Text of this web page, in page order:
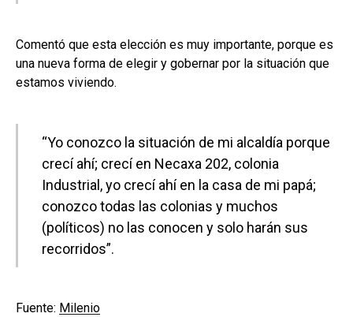
Comentó que esta elección es muy importante, porque es
una nueva forma de elegir y gobernar por la situación que
estamos viviendo.
“Yo conozco la situación de mi alcaldía porque
crecí ahí; crecí en Necaxa 202, colonia
Industrial, yo crecí ahí en la casa de mi papá;
conozco todas las colonias y muchos
(políticos) no las conocen y solo harán sus
recorridos”.
Fuente: Milenio